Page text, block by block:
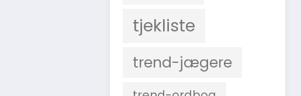
tjekliste
trend-jægere